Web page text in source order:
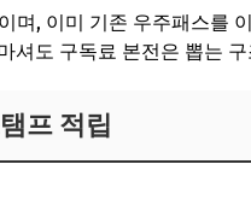
며, 이미 기존 우주패스를
셔도 구독료 본전은 뽑는
프 적립